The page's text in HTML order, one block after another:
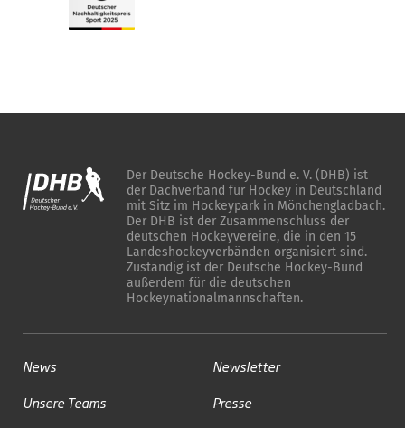
Der Deutsche Hockey-Bund e. V. (DHB) ist
der Dachverband für Hockey in Deutschland
mit Sitz im Hockeypark in Mönchengladbach.
Der DHB ist der Zusammenschluss der
deutschen Hockeyvereine, die in den 15
Landeshockeyverbänden organisiert sind.
Zuständig ist der Deutsche Hockey-Bund
außerdem für die deutschen
Hockeynationalmannschaften.
News
Unsere Teams
Newsletter
Presse